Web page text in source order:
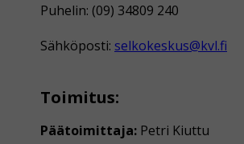
Puhelin: (09) 34809 240
Sähköposti: selkokeskus@kvl.fi
Toimitus:
Päätoimittaja: Petri Kiuttu